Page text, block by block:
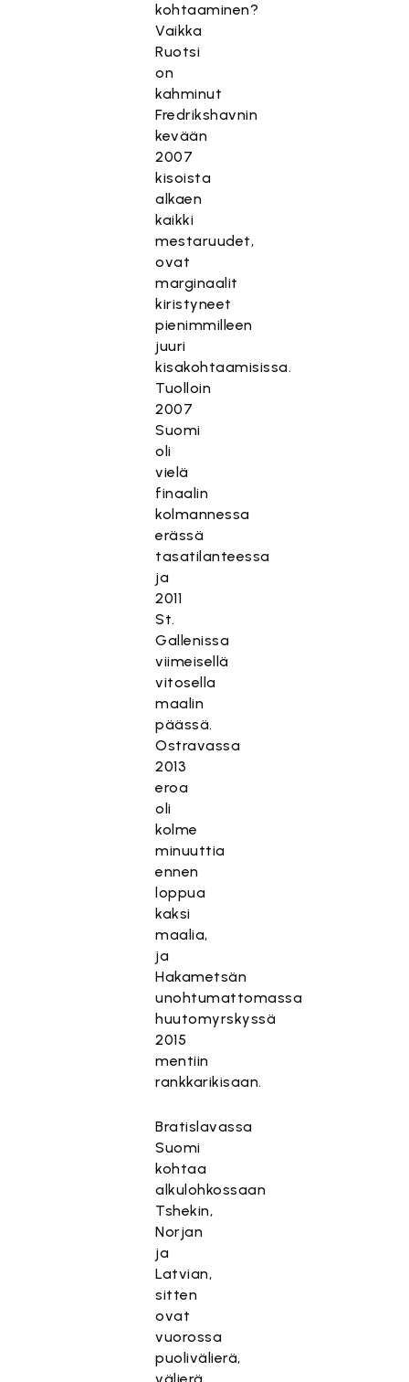
kohtaaminen?
Vaikka
Ruotsi
on
kahminut
Fredrikshavnin
kevään
2007
kisoista
alkaen
kaikki
mestaruudet,
ovat
marginaalit
kiristyneet
pienimmilleen
juuri
kisakohtaamisissa.
Tuolloin
2007
Suomi
oli
vielä
finaalin
kolmannessa
erässä
tasatilanteessa
ja
2011
St.
Gallenissa
viimeisellä
vitosella
maalin
päässä.
Ostravassa
2013
eroa
oli
kolme
minuuttia
ennen
loppua
kaksi
maalia,
ja
Hakametsän
unohtumattomassa
huutomyrskyssä
2015
mentiin
rankkarikisaan.
Bratislavassa
Suomi
kohtaa
alkulohkossaan
Tshekin,
Norjan
ja
Latvian,
sitten
ovat
vuorossa
puolivälierä,